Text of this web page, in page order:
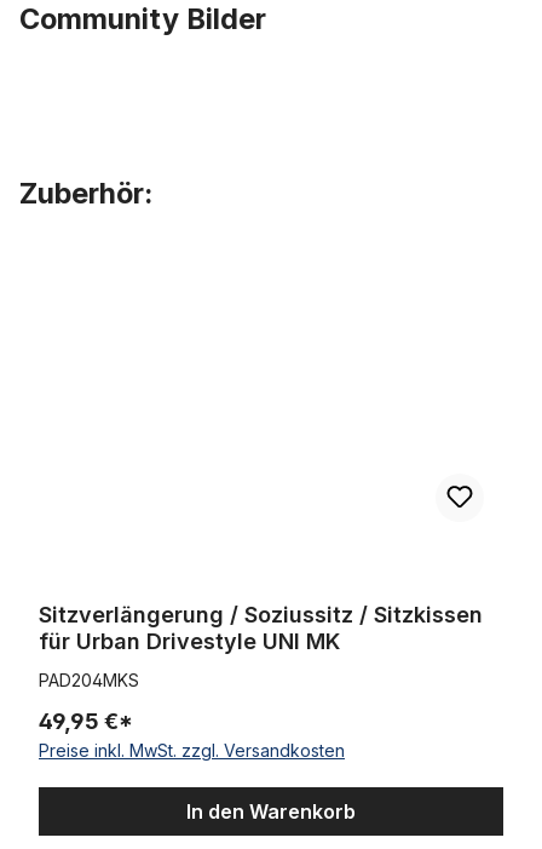
Community Bilder
Zuberhör:
Sitzverlängerung / Soziussitz / Sitzkissen
für Urban Drivestyle UNI MK
PAD204MKS
49,95 €*
Preise inkl. MwSt. zzgl. Versandkosten
In den Warenkorb